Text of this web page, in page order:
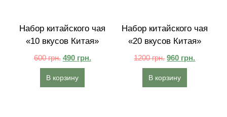
Набор китайского чая
«10 вкусов Китая»
600грн. 490 грн.
В корзину
Набор китайского чая
«20 вкусов Китая»
1200грн. 960 грн.
В корзину